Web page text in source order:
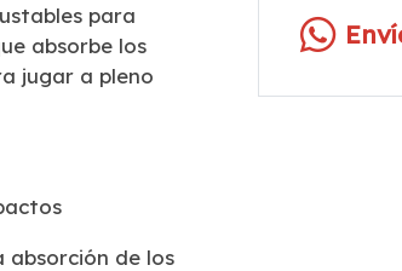
para
absorbe los
jugar a pleno
absorción de los